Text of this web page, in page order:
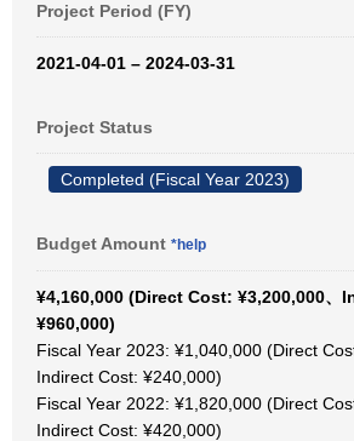
Project Period (FY)
2021-04-01 – 2024-03-31
Project Status
Completed (Fiscal Year 2023)
Budget Amount *help
¥4,160,000 (Direct Cost: ¥3,200,000、
¥960,000)
Fiscal Year 2023: ¥1,040,000 (Direct
Indirect Cost: ¥240,000)
Fiscal Year 2022: ¥1,820,000 (Direct
Indirect Cost: ¥420,000)